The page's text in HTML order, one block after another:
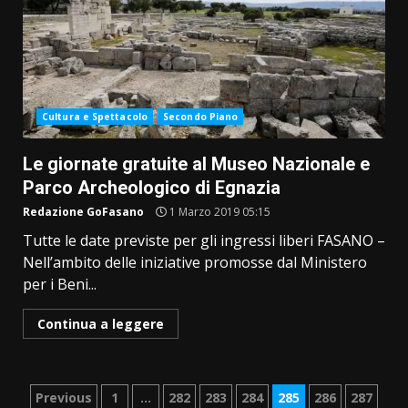
Cultura e Spettacolo Secondo Piano
Le giornate gratuite al Museo Nazionale e
Parco Archeologico di Egnazia
Redazione GoFasano 1 Marzo 2019 05:15
Tutte le date previste per gli ingressi liberi FASANO –
Nell’ambito delle iniziative promosse dal Ministero
per i Beni...
Continua a leggere
Paginazione
Previous 1 … 282 283 284 285 286
287